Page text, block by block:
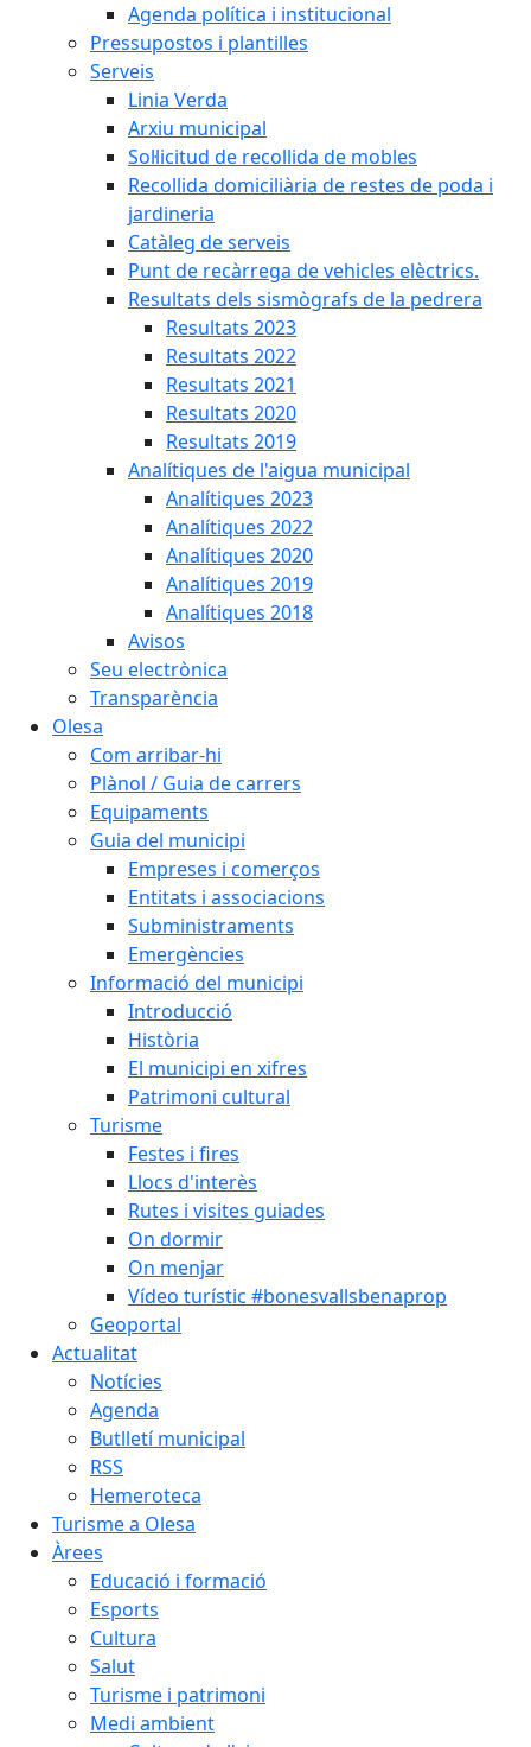
Agenda política i institucional
Pressupostos i plantilles
Serveis
Linia Verda
Arxiu municipal
Sol·licitud de recollida de mobles
Recollida domiciliària de restes de poda i
jardineria
Catàleg de serveis
Punt de recàrrega de vehicles elèctrics.
Resultats dels sismògrafs de la pedrera
Resultats 2023
Resultats 2022
Resultats 2021
Resultats 2020
Resultats 2019
Analítiques de l'aigua municipal
Analítiques 2023
Analítiques 2022
Analítiques 2020
Analítiques 2019
Analítiques 2018
Avisos
Seu electrònica
Transparència
Olesa
Com arribar-hi
Plànol / Guia de carrers
Equipaments
Guia del municipi
Empreses i comerços
Entitats i associacions
Subministraments
Emergències
Informació del municipi
Introducció
Història
El municipi en xifres
Patrimoni cultural
Turisme
Festes i fires
Llocs d'interès
Rutes i visites guiades
On dormir
On menjar
Vídeo turístic #bonesvallsbenaprop
Geoportal
Actualitat
Notícies
Agenda
Butlletí municipal
RSS
Hemeroteca
Turisme a Olesa
Àrees
Educació i formació
Esports
Cultura
Salut
Turisme i patrimoni
Medi ambient